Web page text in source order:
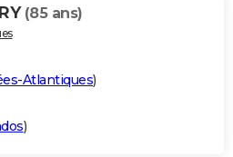
(85 ans)
Atlantiques)
)